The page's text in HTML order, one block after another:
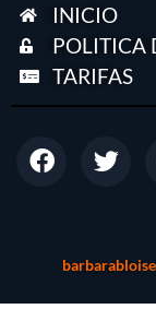
INICIO
POLITICA
TARIFAS